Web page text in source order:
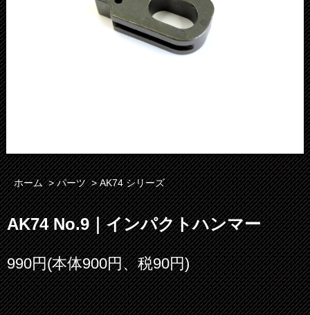
ホーム >パーツ >AK74 シリーズ
AK74 No.9｜インパクトハンマー
990円(本体900円、税90円)